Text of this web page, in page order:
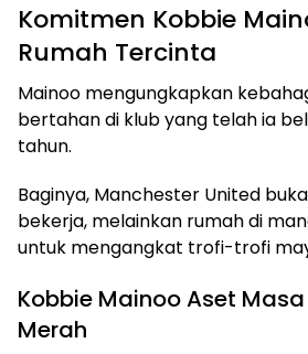
Komitmen Kobbie
Rumah Tercinta
Mainoo mengungkapkan
bertahan di klub yang telah ia
tahun.
Baginya, Manchester United
bekerja, melainkan rumah di
untuk mengangkat trofi-trofi
Kobbie Mainoo Aset
Merah